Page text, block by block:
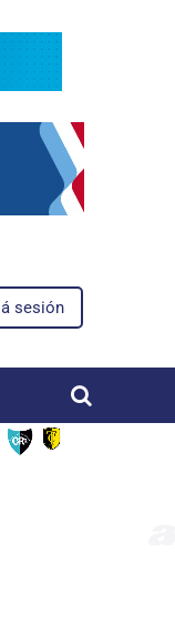
sesión